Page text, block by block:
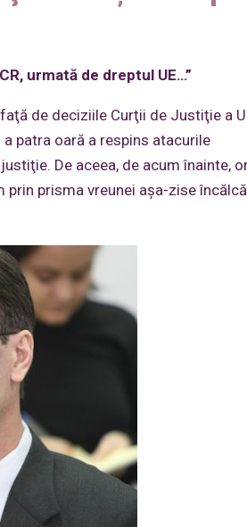
urmată de dreptul UE…”
de deciziile Curţii de Justiţie a
patra oară a respins atacurile
De aceea, de acum înainte,
prisma vreunei aşa-zise